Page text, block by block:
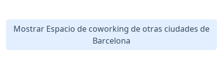
Mostrar Espacio de coworking de otras ciudades de
Barcelona